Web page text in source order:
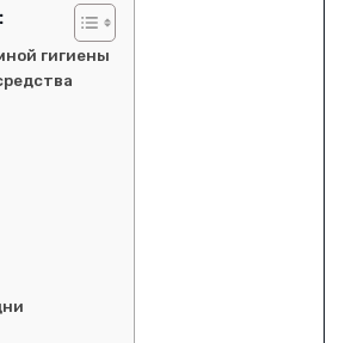
гигиены